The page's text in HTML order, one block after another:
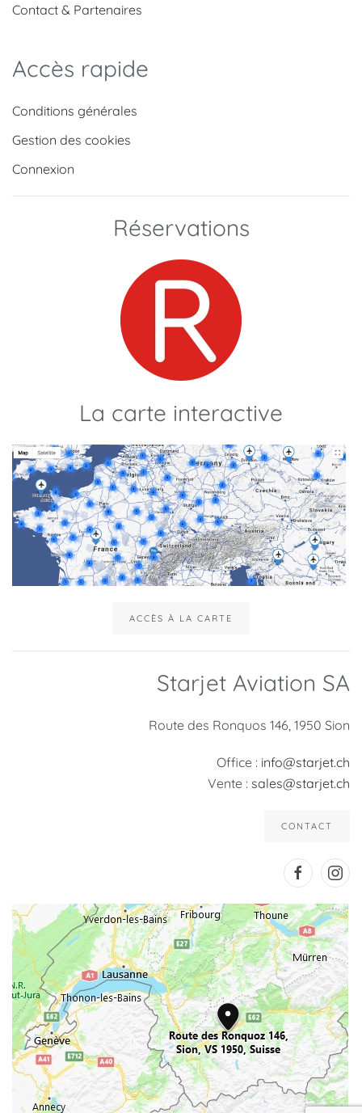
Contact & Partenaires
Accès rapide
Conditions générales
Gestion des cookies
Connexion
Réservations
La carte interactive
ACCÈS À LA CARTE
Starjet Aviation SA
Route des Ronquos 146, 1950 Sion
Office : info@starjet.ch
Vente : sales@starjet.ch
CONTACT